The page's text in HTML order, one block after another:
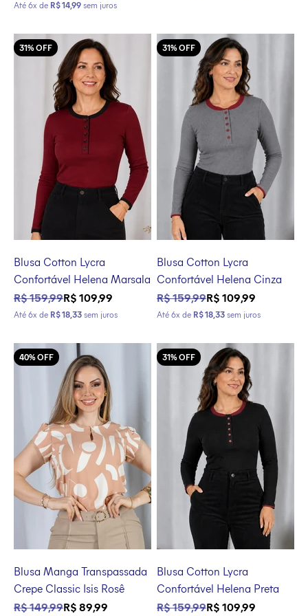
Até 6x de R$ 14,99 sem juros
31% OFF
Blusa Cotton Lycra
Confortável Helena Marsala
Preço normal
R$ 159,99Preço promocional
R$ 109,99
Até 6x de R$ 18,33 sem juros
31% OFF
Blusa Cotton Lycra
Confortável Helena Cinza
Preço normal
R$ 159,99Preço promocional
R$ 109,99
Até 6x de R$ 18,33 sem juros
40% OFF
Blusa Manga Transpassada
Crepe Classic Isis Rosê
Preço normal
R$ 149,99Preço promocional
R$ 89,99
31% OFF
Blusa Cotton Lycra
Confortável Helena Preta
Preço normal
R$ 159,99Preço promocional
R$ 109,99